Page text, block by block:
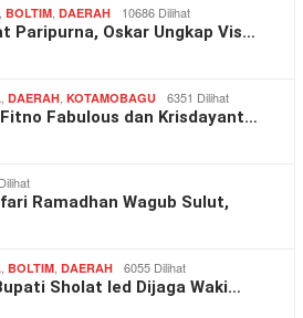
BOLTIM DAERAH 10686 Dilihat
Paripurna, Oskar Ungkap Vis…
DAERAH KOTAMOBAGU 6351 Dilihat
Fabulous dan Krisdayant…
Ramadhan Wagub Sulut,
BOLTIM DAERAH 6055 Dilihat
Sholat Ied Dijaga Waki…